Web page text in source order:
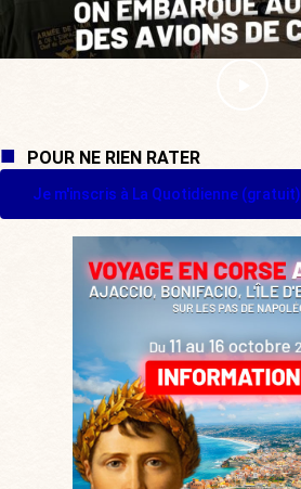
POUR NE RIEN RATER
Je m'inscris à La Quotidienne (gratuit)